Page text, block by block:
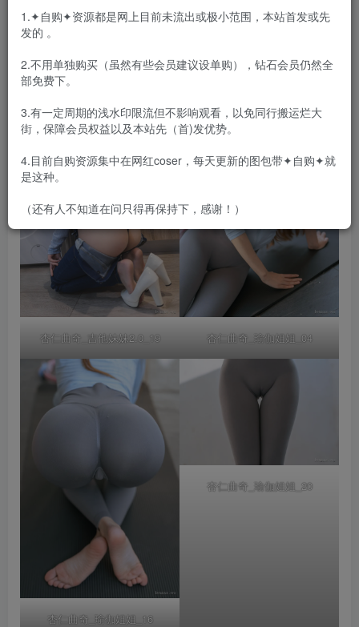
杏仁曲奇_吉他妹妹2.0_19 杏仁曲奇_瑜伽姐姐_04
杏仁曲奇_瑜伽姐姐_16
杏仁曲奇_瑜伽姐姐_20
1.✦自购✦资源都是网上目前未流出或极小范围，本站首发或先
发的 。
2.不用单独购买（虽然有些会员建议设单购），钻石会员仍然全
部免费下。
3.有一定周期的浅水印限流但不影响观看，以免同行搬运烂大
街，保障会员权益以及本站先（首)发优势。
4.目前自购资源集中在网红coser，每天更新的图包带✦自购✦就
是这种。
（还有人不知道在问只得再保持下，感谢！）